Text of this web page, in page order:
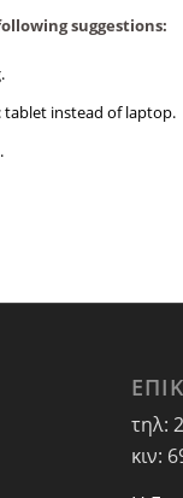
suggestions:
tablet instead of laptop.
τηλ:
κιν: